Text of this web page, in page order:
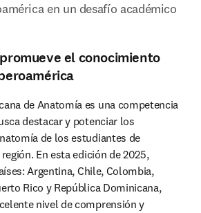
en un desafío académico
el conocimiento
de Anatomía es una competencia
destacar y potenciar los
de los estudiantes de
En esta edición de 2025,
Argentina, Chile, Colombia,
Rico y República Dominicana,
nivel de comprensión y